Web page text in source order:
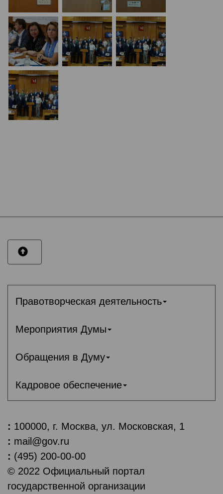
Правотворческая деятельность
Мероприятия Думы
Обращения в Думу
Кадровое обеспечение
: 100000, г. Москва, ул. Московская, 1
: mail@gov.ru
: (495) 200-00-00
© 2022 Официальный портал
государственной организации